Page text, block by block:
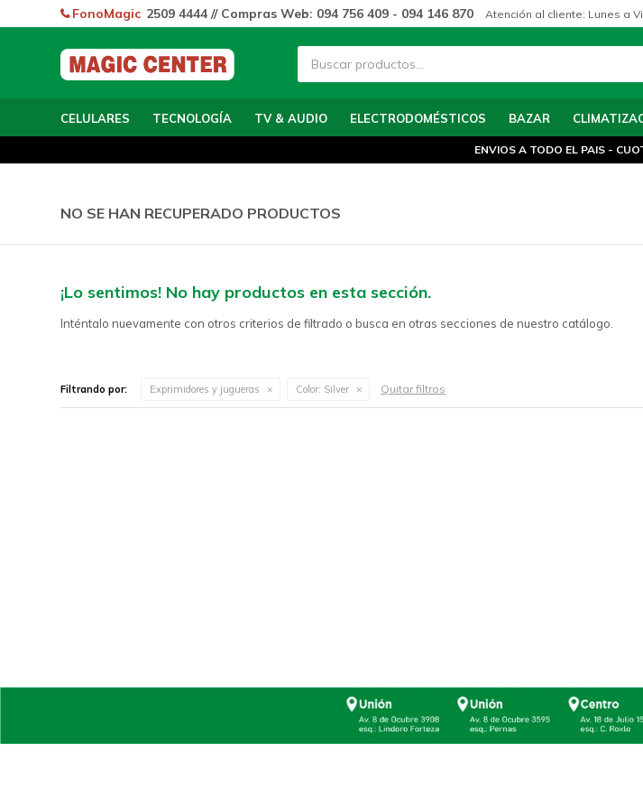
CELULARES TECNOLOGÍA TV & AUDIO ELECTRODOMÉSTICOS BAZAR
FonoMagic 2509 4444 // Compras Web: 094 756 409 - 094 146 870 Atención al cliente: Lunes a
ENVIOS A TODO EL PAIS -
NO SE HAN RECUPERADO PRODUCTOS
¡Lo sentimos! No hay productos en esta sección.
Inténtalo nuevamente con otros criterios de filtrado o busca en otras secciones de nuestro catálogo.
Filtrando por: Exprimidores y jugueras Color: Silver Quitar filtros